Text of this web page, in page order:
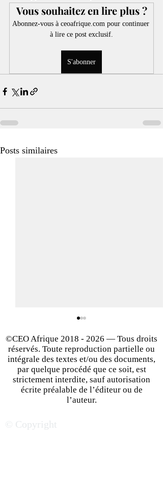
Vous souhaitez en lire plus ?
Abonnez-vous à ceoafrique.com pour continuer
à lire ce post exclusif.
S'abonner
Posts similaires
Du bluff au génie : les
les empires
©CEO Afrique 2018 - 2026 — Tous droits
réservés. Toute reproduction partielle ou
intégrale des textes et/ou des documents,
par quelque procédé que ce soit, est
strictement interdite, sauf autorisation
écrite préalable de l’éditeur ou de
l’auteur.
© Copyright